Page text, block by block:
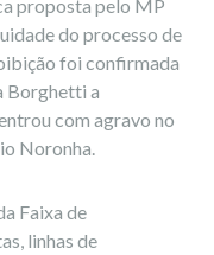
proposta pelo MP
do processo de
foi confirmada
Borghetti a
com agravo no
Noronha.
Faixa de
linhas de